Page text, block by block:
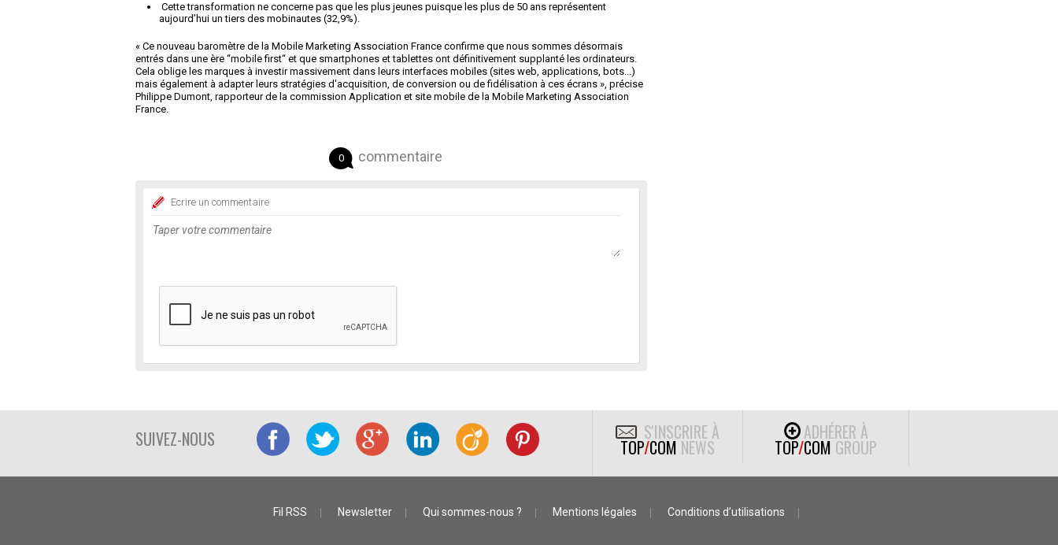
Cette transformation ne concerne pas que les plus jeunes puisque les plus de 50 ans représentent
aujourd’hui un tiers des mobinautes (32,9%).
« Ce nouveau baromètre de la Mobile Marketing Association France confirme que nous sommes désormais
entrés dans une ère “mobile first“ et que smartphones et tablettes ont définitivement supplanté les ordinateurs.
Cela oblige les marques à investir massivement dans leurs interfaces mobiles (sites web, applications, bots...)
mais également à adapter leurs stratégies d'acquisition, de conversion ou de fidélisation à ces écrans », précise
Philippe Dumont, rapporteur de la commission Application et site mobile de la Mobile Marketing Association
France.
0 commentaire
Ecrire un commentaire
SUIVEZ-NOUS S'INSCRIRE À
TOP/COM NEWS
ADHÉRER À
TOP/COM GROUP
Fil RSS Newsletter Qui sommes-nous ? Mentions légales Conditions d’utilisations